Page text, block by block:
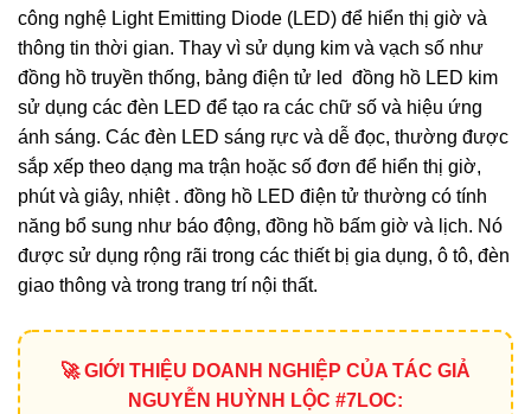
công nghệ Light Emitting Diode (LED) để hiển thị giờ và
thông tin thời gian. Thay vì sử dụng kim và vạch số như
đồng hồ truyền thống, bảng điện tử led đồng hồ LED kim
sử dụng các đèn LED để tạo ra các chữ số và hiệu ứng
ánh sáng. Các đèn LED sáng rực và dễ đọc, thường được
sắp xếp theo dạng ma trận hoặc số đơn để hiển thị giờ,
phút và giây, nhiệt . đồng hồ LED điện tử thường có tính
năng bổ sung như báo động, đồng hồ bấm giờ và lịch. Nó
được sử dụng rộng rãi trong các thiết bị gia dụng, ô tô, đèn
giao thông và trong trang trí nội thất.
🚀 GIỚI THIỆU DOANH NGHIỆP CỦA TÁC GIẢ
NGUYỄN HUỲNH LỘC #7LOC: